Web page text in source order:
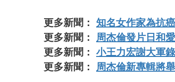
更多新聞： 知名女作家為抗
更多新聞： 周杰倫發片日和
更多新聞： 小王力宏謝大軍
更多新聞： 周杰倫新專輯將